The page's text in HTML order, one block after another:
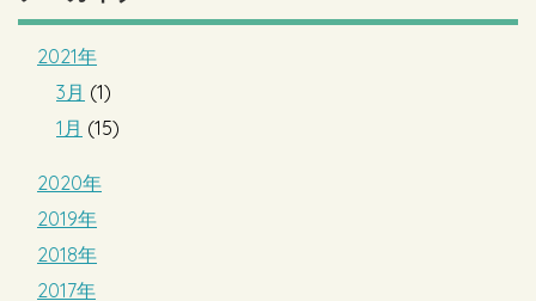
2021年
3月 (1)
1月 (15)
2020年
2019年
2018年
2017年